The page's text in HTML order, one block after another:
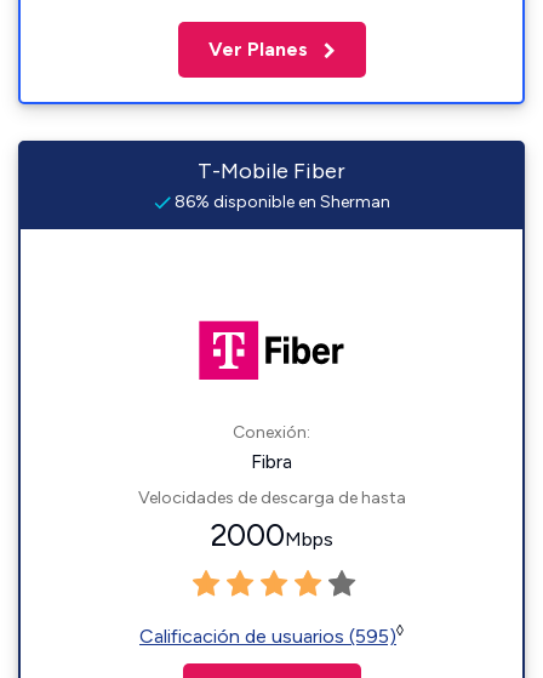
Ver Planes
T-Mobile Fiber
86% disponible en Sherman
Conexión:
Fibra
Velocidades de descarga de hasta
2000Mbps
Calificación de usuarios (595)◊